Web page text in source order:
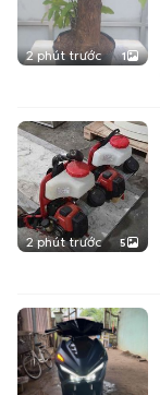
2 phút trước 1
2 phút trước 5